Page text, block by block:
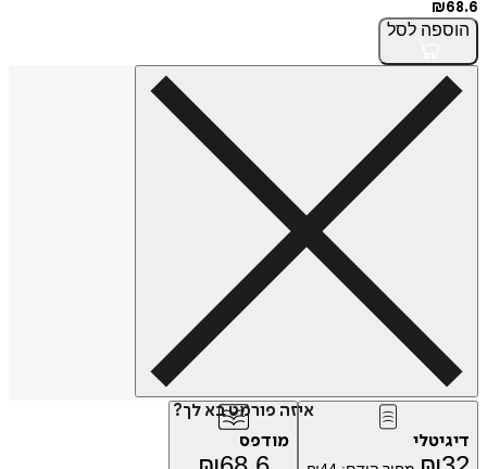
₪68.6
הוספה לסל
איזה פורמט בא לך?
דיגיטלי
מודפס